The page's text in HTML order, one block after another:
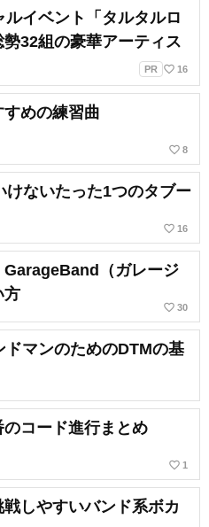
イベント「タルタルロ
32組の豪華アーティス
PR favorite_border 16
めの練習曲
favorite_border 8
けないたった1つのタブー
favorite_border 16
GarageBand（ガレージ
方
favorite_border 30
マンのためのDTMの基
コード進行まとめ
favorite_border 1
戦しやすいバンド系ボカ